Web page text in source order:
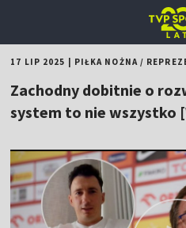
17 LIP 2025 PIŁKA NOŻNA/
Zachodny dobitnie o
system to nie wszystko